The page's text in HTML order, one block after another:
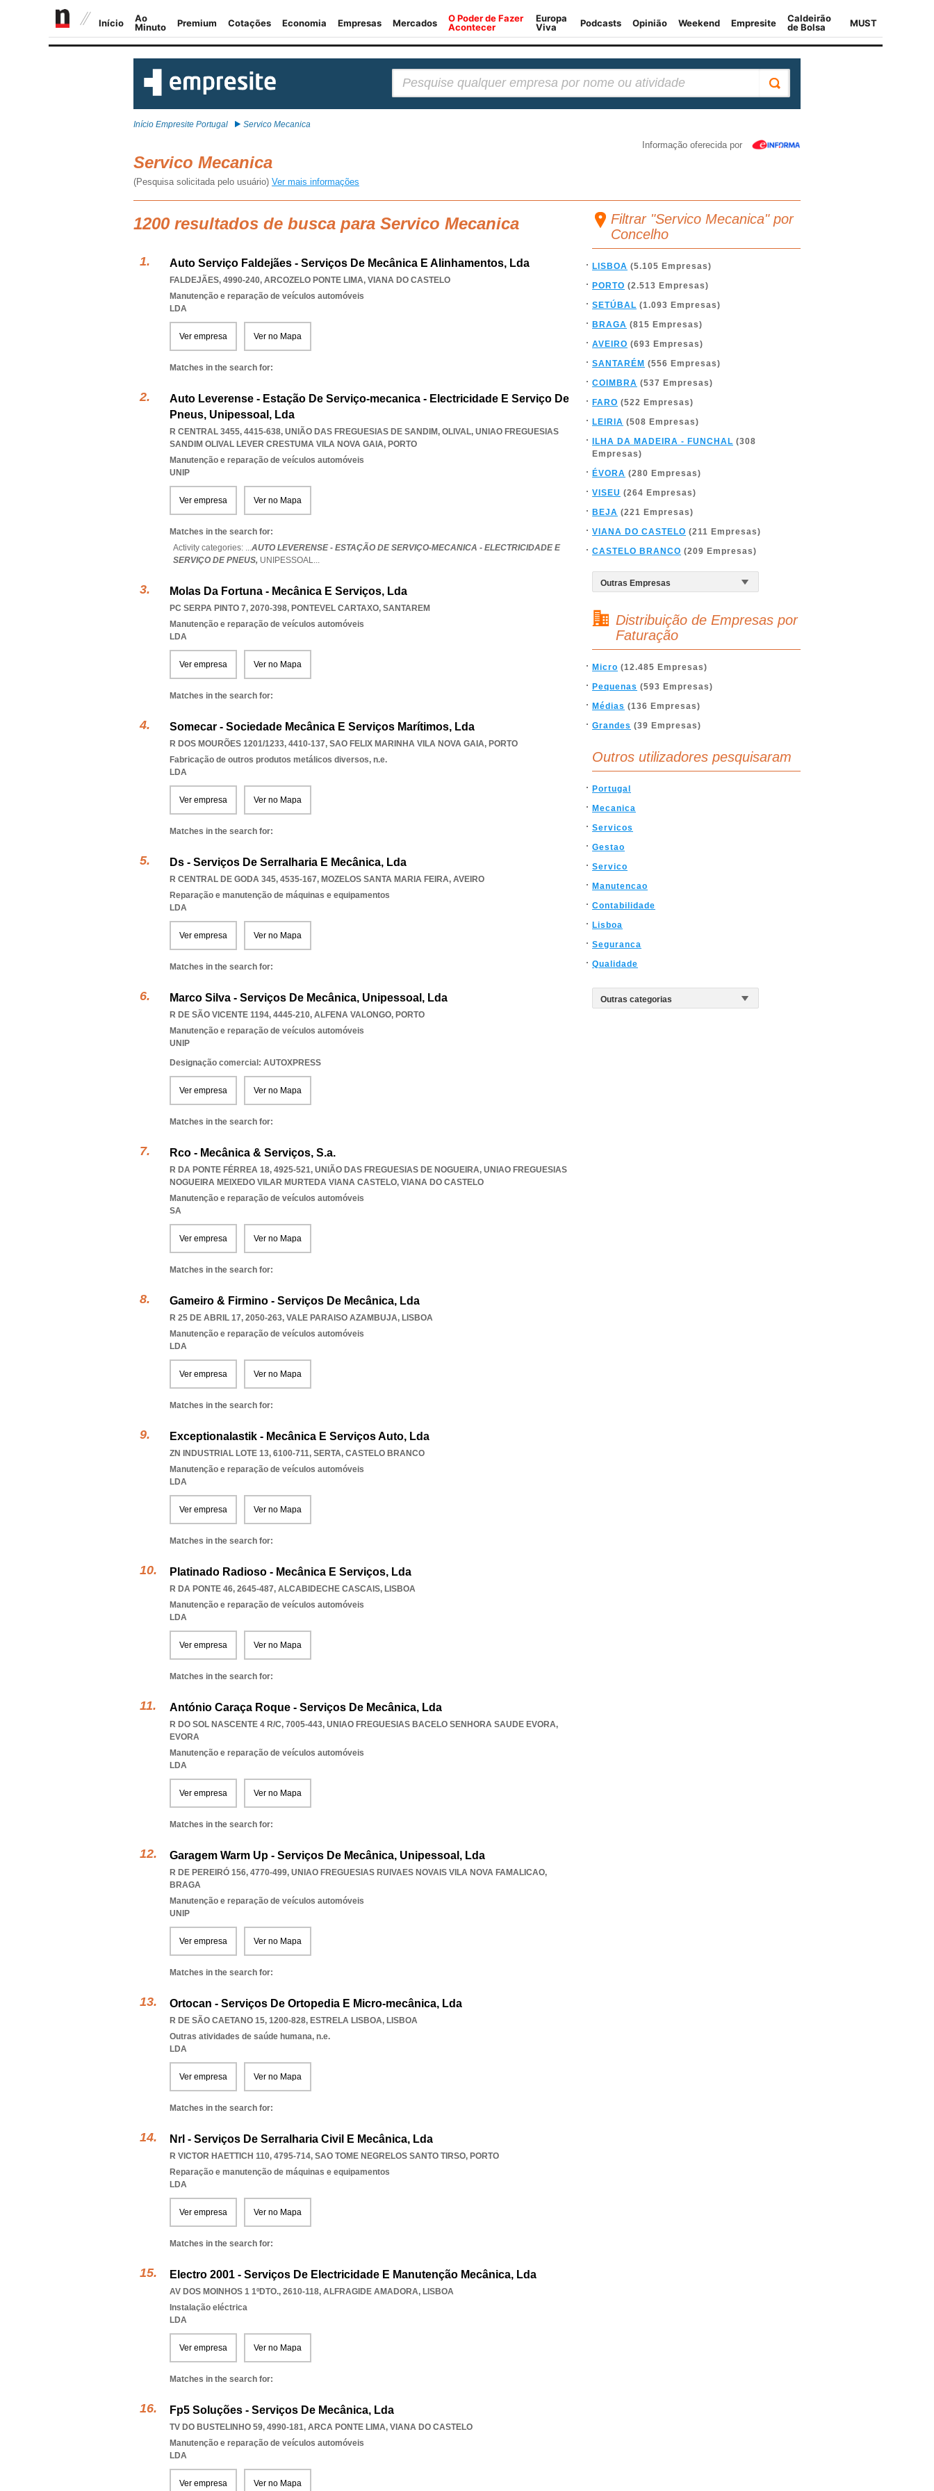
Início Empresite Portugal Servico Mecanica
Informação oferecida por
Servico Mecanica
(Pesquisa solicitada pelo usuário) Ver mais informações
1200 resultados de busca para Servico Mecanica
Auto Serviço Faldejães - Serviços De Mecânica E Alinhamentos, Lda
FALDEJÃES, 4990-240, ARCOZELO PONTE LIMA, VIANA DO CASTELO
Manutenção e reparação de veículos automóveis
LDA
Ver empresa Ver no Mapa
Matches in the search for:
Auto Leverense - Estação De Serviço-mecanica - Electricidade E Serviço De
Pneus, Unipessoal, Lda
R CENTRAL 3455, 4415-638, UNIÃO DAS FREGUESIAS DE SANDIM, OLIVAL, UNIAO FREGUESIAS
SANDIM OLIVAL LEVER CRESTUMA VILA NOVA GAIA, PORTO
Manutenção e reparação de veículos automóveis
UNIP
Ver empresa Ver no Mapa
Matches in the search for:
Activity categories: ...AUTO LEVERENSE - ESTAÇÃO DE SERVIÇO-MECANICA - ELECTRICIDADE E
SERVIÇO DE PNEUS, UNIPESSOAL...
Molas Da Fortuna - Mecânica E Serviços, Lda
PC SERPA PINTO 7, 2070-398, PONTEVEL CARTAXO, SANTAREM
Manutenção e reparação de veículos automóveis
LDA
Ver empresa Ver no Mapa
Matches in the search for:
Somecar - Sociedade Mecânica E Serviços Marítimos, Lda
R DOS MOURÕES 1201/1233, 4410-137, SAO FELIX MARINHA VILA NOVA GAIA, PORTO
Fabricação de outros produtos metálicos diversos, n.e.
LDA
Ver empresa Ver no Mapa
Matches in the search for:
Ds - Serviços De Serralharia E Mecânica, Lda
R CENTRAL DE GODA 345, 4535-167, MOZELOS SANTA MARIA FEIRA, AVEIRO
Reparação e manutenção de máquinas e equipamentos
LDA
Ver empresa Ver no Mapa
Matches in the search for:
Marco Silva - Serviços De Mecânica, Unipessoal, Lda
R DE SÃO VICENTE 1194, 4445-210, ALFENA VALONGO, PORTO
Manutenção e reparação de veículos automóveis
UNIP
Designação comercial: AUTOXPRESS
Ver empresa Ver no Mapa
Matches in the search for:
Rco - Mecânica & Serviços, S.a.
R DA PONTE FÉRREA 18, 4925-521, UNIÃO DAS FREGUESIAS DE NOGUEIRA, UNIAO FREGUESIAS
NOGUEIRA MEIXEDO VILAR MURTEDA VIANA CASTELO, VIANA DO CASTELO
Manutenção e reparação de veículos automóveis
SA
Ver empresa Ver no Mapa
Matches in the search for:
Gameiro & Firmino - Serviços De Mecânica, Lda
R 25 DE ABRIL 17, 2050-263, VALE PARAISO AZAMBUJA, LISBOA
Manutenção e reparação de veículos automóveis
LDA
Ver empresa Ver no Mapa
Matches in the search for:
Exceptionalastik - Mecânica E Serviços Auto, Lda
ZN INDUSTRIAL LOTE 13, 6100-711, SERTA, CASTELO BRANCO
Manutenção e reparação de veículos automóveis
LDA
Ver empresa Ver no Mapa
Matches in the search for:
Platinado Radioso - Mecânica E Serviços, Lda
R DA PONTE 46, 2645-487, ALCABIDECHE CASCAIS, LISBOA
Manutenção e reparação de veículos automóveis
LDA
Ver empresa Ver no Mapa
Matches in the search for:
António Caraça Roque - Serviços De Mecânica, Lda
R DO SOL NASCENTE 4 R/C, 7005-443, UNIAO FREGUESIAS BACELO SENHORA SAUDE EVORA,
EVORA
Manutenção e reparação de veículos automóveis
LDA
Ver empresa Ver no Mapa
Matches in the search for:
Garagem Warm Up - Serviços De Mecânica, Unipessoal, Lda
R DE PEREIRÓ 156, 4770-499, UNIAO FREGUESIAS RUIVAES NOVAIS VILA NOVA FAMALICAO,
BRAGA
Manutenção e reparação de veículos automóveis
UNIP
Ver empresa Ver no Mapa
Matches in the search for:
Ortocan - Serviços De Ortopedia E Micro-mecânica, Lda
R DE SÃO CAETANO 15, 1200-828, ESTRELA LISBOA, LISBOA
Outras atividades de saúde humana, n.e.
LDA
Ver empresa Ver no Mapa
Matches in the search for:
Nrl - Serviços De Serralharia Civil E Mecânica, Lda
R VICTOR HAETTICH 110, 4795-714, SAO TOME NEGRELOS SANTO TIRSO, PORTO
Reparação e manutenção de máquinas e equipamentos
LDA
Ver empresa Ver no Mapa
Matches in the search for:
Electro 2001 - Serviços De Electricidade E Manutenção Mecânica, Lda
AV DOS MOINHOS 1 1ºDTO., 2610-118, ALFRAGIDE AMADORA, LISBOA
Instalação eléctrica
LDA
Ver empresa Ver no Mapa
Matches in the search for:
Fp5 Soluções - Serviços De Mecânica, Lda
TV DO BUSTELINHO 59, 4990-181, ARCA PONTE LIMA, VIANA DO CASTELO
Manutenção e reparação de veículos automóveis
LDA
Ver empresa Ver no Mapa
Filtrar "Servico Mecanica" por
Concelho
LISBOA (5.105 Empresas)
PORTO (2.513 Empresas)
SETÚBAL (1.093 Empresas)
BRAGA (815 Empresas)
AVEIRO (693 Empresas)
SANTARÉM (556 Empresas)
COIMBRA (537 Empresas)
FARO (522 Empresas)
LEIRIA (508 Empresas)
ILHA DA MADEIRA - FUNCHAL (308
Empresas)
ÉVORA (280 Empresas)
VISEU (264 Empresas)
BEJA (221 Empresas)
VIANA DO CASTELO (211 Empresas)
CASTELO BRANCO (209 Empresas)
Distribuição de Empresas por
Faturação
Micro (12.485 Empresas)
Pequenas (593 Empresas)
Médias (136 Empresas)
Grandes (39 Empresas)
Outros utilizadores pesquisaram
Portugal
Mecanica
Servicos
Gestao
Servico
Manutencao
Contabilidade
Lisboa
Seguranca
Qualidade